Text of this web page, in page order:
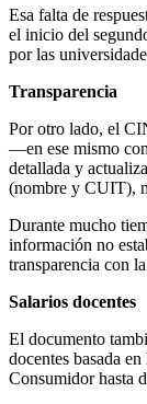
Esa falta de
el inicio del
por las
Transparencia
Por otro lado, el
—en ese mismo
detallada y
(nombre y CUIT),
Durante mucho
información no
transparencia con
Salarios docentes
El documento
docentes basada
Consumidor hasta